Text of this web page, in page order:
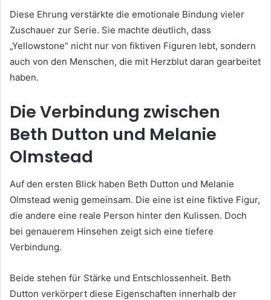
Diese Ehrung verstärkte die emotionale Bindung vieler
Zuschauer zur Serie. Sie machte deutlich, dass
„Yellowstone“ nicht nur von fiktiven Figuren lebt, sondern
auch von den Menschen, die mit Herzblut daran gearbeitet
haben.
Die Verbindung zwischen
Beth Dutton und Melanie
Olmstead
Auf den ersten Blick haben Beth Dutton und Melanie
Olmstead wenig gemeinsam. Die eine ist eine fiktive Figur,
die andere eine reale Person hinter den Kulissen. Doch
bei genauerem Hinsehen zeigt sich eine tiefere
Verbindung.
Beide stehen für Stärke und Entschlossenheit. Beth
Dutton verkörpert diese Eigenschaften innerhalb der